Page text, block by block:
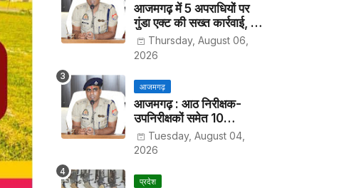
आजमगढ़ में 5 अपराधियों पर
गुंडा एक्ट की सख्त कार्रवाई, अब
हर पखवाड़े थाने में लगानी होगी
हाजिरी
Thursday, August 06,
2026
आजमगढ़
आजमगढ़ : आठ निरीक्षक-
उपनिरीक्षकों समेत 10
अधिकारियों के तबादले
Tuesday, August 04,
2026
प्रदेश